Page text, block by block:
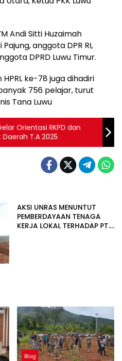
Andi Sitti Huzaimah
anggota DPR RI,
DPRD Luwu Timur.
ke-78 juga dihadiri
756 pelajar, turut
Tana Luwu
Orientasi RKPD dan
T.A 2025
AKSI UNRAS MENUNTUT
PEMBERDAYAAN TENAGA
KERJA LOKAL TERHADAP PT.
Blog